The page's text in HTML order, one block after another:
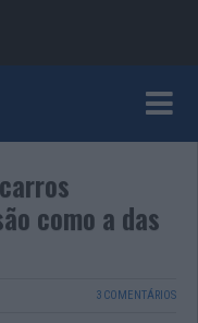
como a das
3 COMENTÁRIOS